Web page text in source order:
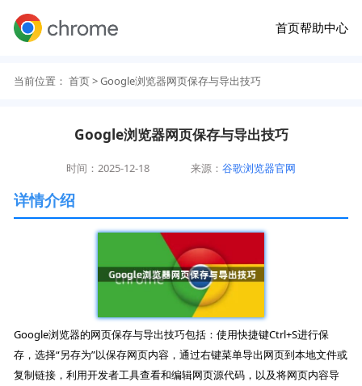
首页帮助中心
当前位置： 首页> Google浏览器网页保存与导出技巧
Google浏览器网页保存与导出技巧
时间：2025-12-18 来源：谷歌浏览器官网
详情介绍
Google浏览器的网页保存与导出技巧包括：使用快捷键Ctrl+S进行保
存，选择“另存为”以保存网页内容，通过右键菜单导出网页到本地文件或
复制链接，利用开发者工具查看和编辑网页源代码，以及将网页内容导